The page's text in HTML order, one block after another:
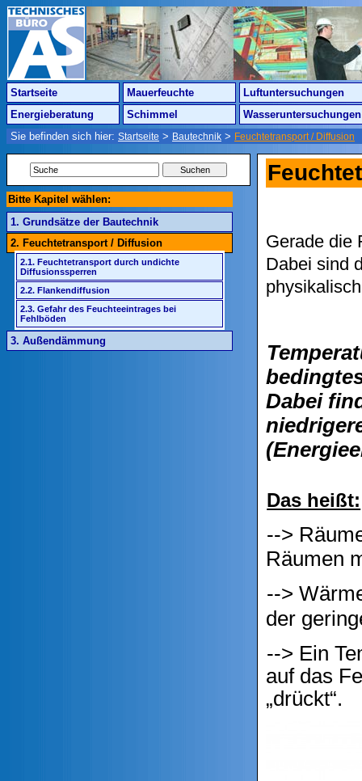
Startseite Mauerfeuchte
Luftuntersuchungen
Energieberatung
Schimmel
Wasseruntersuchungen
Sie befinden sich hier: Startseite > Bautechnik > Feuchtetransport / Diffusion
Bitte Kapitel wählen:
1. Grundsätze der Bautechnik
2. Feuchtetransport / Diffusion
2.1. Feuchtetransport durch undichte
Diffusionssperren
2.2. Flankendiffusion
2.3. Gefahr des Feuchteeintrages bei
Fehlböden
3. Außendämmung
Gerade die
Dabei sind
Dabei
Das heißt:
-->
Räumen
-->
der
--> Ein
auf das
„drückt“.